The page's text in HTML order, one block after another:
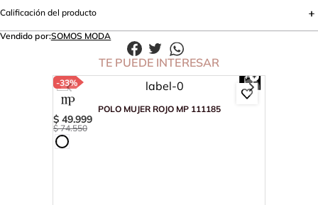
Calificación del producto
Vendido por:SOMOS MODA
TE PUEDE INTERESAR
-33%
POLO MUJER ROJO MP 111185
$ 49.999
$ 74.550